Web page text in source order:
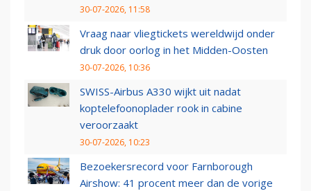
30-07-2026, 11:58
Vraag naar vliegtickets wereldwijd onder
druk door oorlog in het Midden-Oosten
30-07-2026, 10:36
SWISS-Airbus A330 wijkt uit nadat
koptelefoonoplader rook in cabine
veroorzaakt
30-07-2026, 10:23
Bezoekersrecord voor Farnborough
Airshow: 41 procent meer dan de vorige